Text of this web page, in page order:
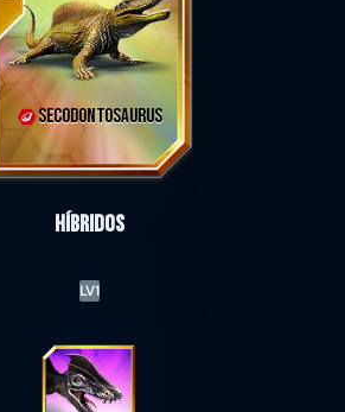
SECODONTOSAURUS
Híbridos
LV1